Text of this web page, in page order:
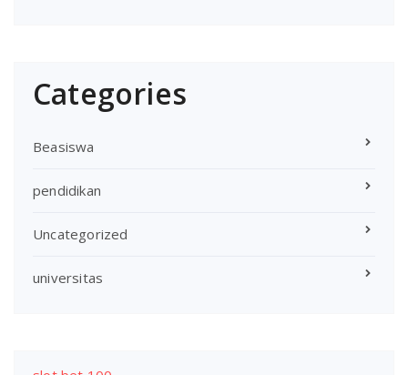
Categories
Beasiswa
pendidikan
Uncategorized
universitas